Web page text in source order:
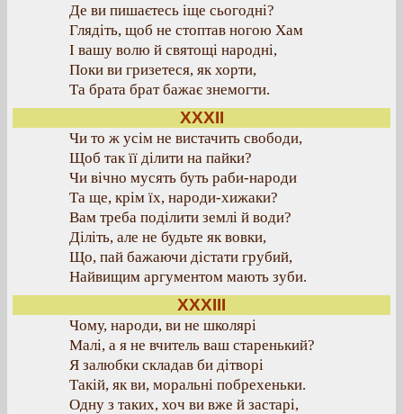
Де ви пишаєтесь іще сьогодні?
Глядіть, щоб не стоптав ногою Хам
І вашу волю й святощі народні,
Поки ви гризетеся, як хорти,
Та брата брат бажає знемогти.
XXXII
Чи то ж усім не вистачить свободи,
Щоб так її ділити на пайки?
Чи вічно мусять буть раби-народи
Та ще, крім їх, народи-хижаки?
Вам треба поділити землі й води?
Діліть, але не будьте як вовки,
Що, пай бажаючи дістати грубий,
Найвищим аргументом мають зуби.
XXXIII
Чому, народи, ви не школярі
Малі, а я не вчитель ваш старенький?
Я залюбки складав би дітворі
Такій, як ви, моральні побрехеньки.
Одну з таких, хоч ви вже й застарі,